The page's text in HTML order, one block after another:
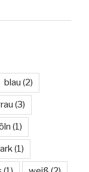
blau (2)
(3)
(1)
(1)